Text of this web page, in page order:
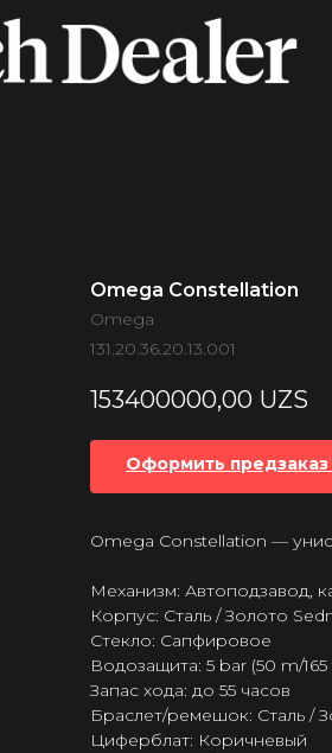
Omega Constellation
Omega
131.20.36.20.13.001
153400000,00 UZS
Оформить
Omega Constellation —
Механизм: Автоподзавод,
Корпус: Сталь / Золото
Стекло: Сапфировое
Водозащита: 5 bar (50 m/165
Запас хода: до 55 часов
Браслет/ремешок: Сталь /
Циферблат: Коричневый